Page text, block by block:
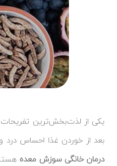
یکی از لذت‌بخش‌ترین تفریحات
بعد از خوردن غذا احساس
درمان خانگی سوزش معده